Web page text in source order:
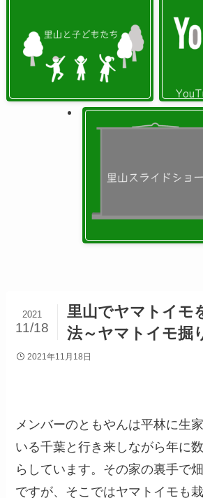
里山でヤマトイモ
法～ヤマトイモ掘
2021
11/18
2021年11月18日
メンバーのともやんは平林に生
いる千葉と行き来しながら年に
らしています。その家の裏手で
ですが、そこではヤマトイモも